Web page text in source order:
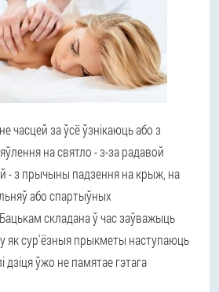
часцей за ўсё ўзнікаюць або з
на святло - з-за радавой
- з прычыны падзення на крыж, на
або спартыўных
складана ў час заўважыць
як сур'ёзныя прыкметы наступаюць
дзіця ўжо не памятае гэтага